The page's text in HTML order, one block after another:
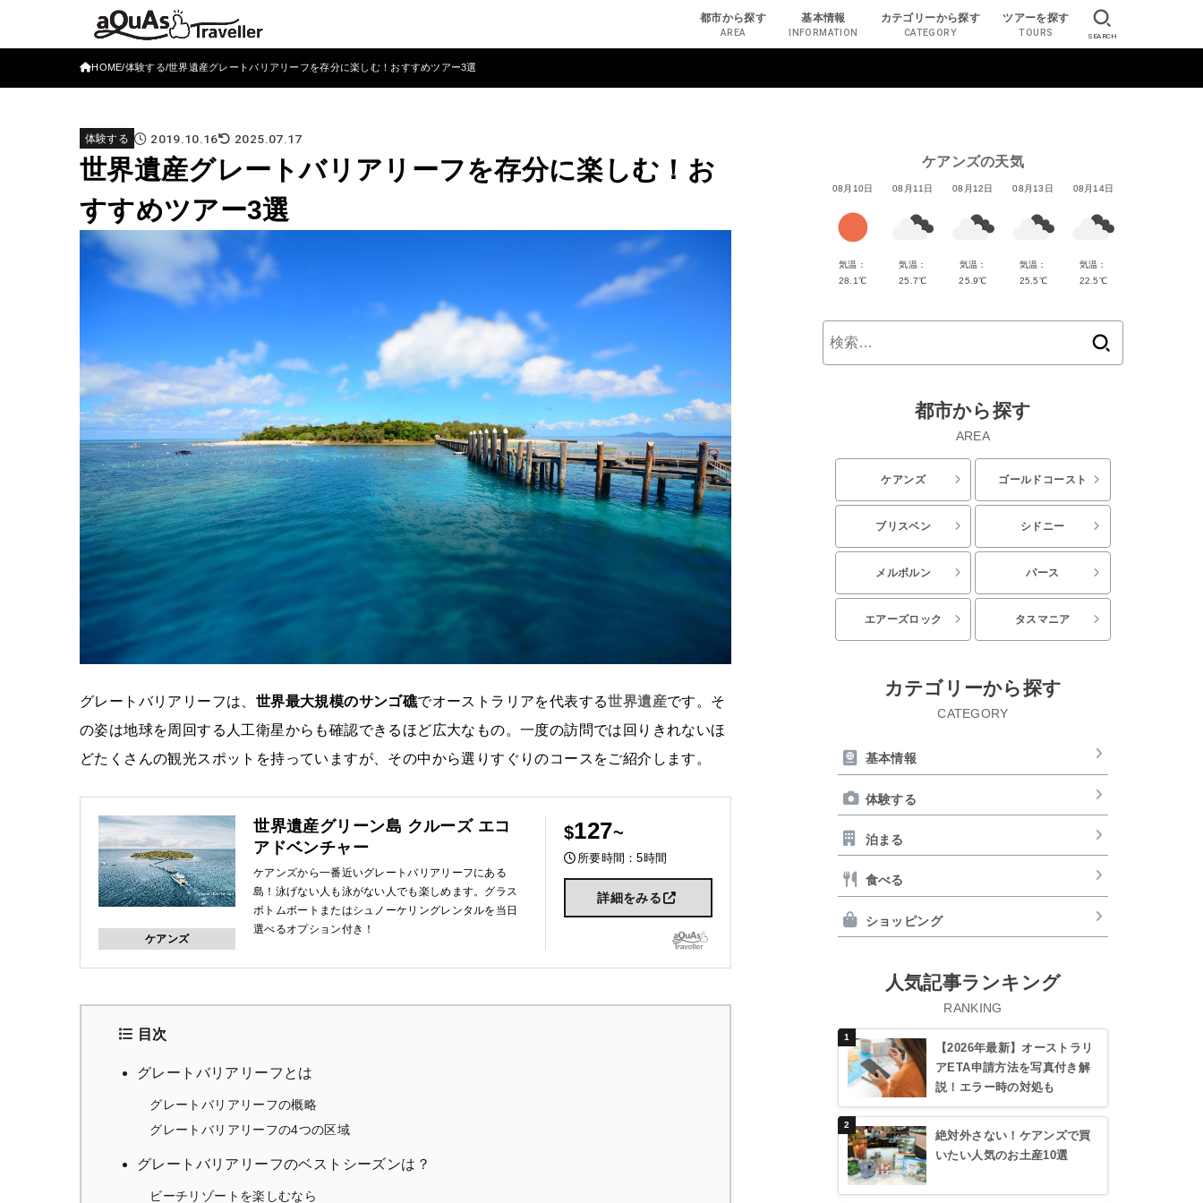
都市から探す
AREA
基本情報
INFORMATION
カテゴリーから探す
CATEGORY
ツアーを探す
TOURS SEARCH
HOME 体験する 世界遺産グレートバリアリーフを存分に楽しむ！おすすめツアー3選
体験する 2019.10.16 2025.07.17
世界遺産グレートバリアリーフを存分に楽しむ！お
すすめツアー3選
グレートバリアリーフは、 世界最大規模のサンゴ礁でオーストラリアを代表する世界遺産です。そ
の姿は地球を周回する人工衛星からも確認できるほど広大なもの。一度の訪問では回りきれないほ
どたくさんの観光スポットを持っていますが、その中から選りすぐりのコースをご紹介します。
ケアンズ
世界遺産グリーン島 クルーズ エコ
アドベンチャー
ケアンズから一番近いグレートバリアリーフにある
島！泳げない人も泳がない人でも楽しめます。グラス
ボトムボートまたはシュノーケリングレンタルを当日
選べるオプション付き！
127
所要時間：5時間
詳細をみる
目次
グレートバリアリーフとは
グレートバリアリーフの概略
グレートバリアリーフの4つの区域
グレートバリアリーフのベストシーズンは？
ビーチリゾートを楽しむなら
ケアンズの天気
08月10日
気温：
28.1℃
08月11日
気温：
25.7℃
08月12日
気温：
25.9℃
08月13日
気温：
25.5℃
08月14日
気温：
22.5℃
都市から探す
AREA
ケアンズ ゴールドコースト
ブリスベン シドニー
メルボルン パース
エアーズロック タスマニア
カテゴリーから探す
CATEGORY
基本情報
体験する
泊まる
食べる
ショッピング
人気記事ランキング
RANKING
【2026年最新】オーストラリ
アETA申請方法を写真付き解
説！エラー時の対処も
絶対外さない！ケアンズで買
いたい人気のお土産10選